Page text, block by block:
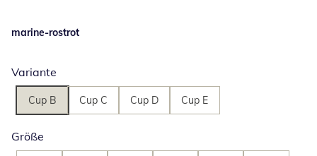
marine-rostrot
Variante
Cup B Cup C Cup D Cup E
Größe